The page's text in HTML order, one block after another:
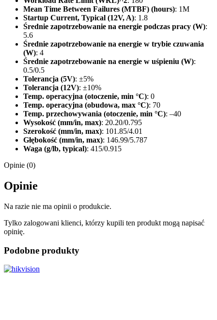
Mean Time Between Failures (MTBF) (hours): 1M
Startup Current, Typical (12V, A): 1.8
Średnie zapotrzebowanie na energie podczas pracy (W):
5.6
Średnie zapotrzebowanie na energie w trybie czuwania
(W): 4
Średnie zapotrzebowanie na energie w uśpieniu (W):
0.5/0.5
Tolerancja (5V): ±5%
Tolerancja (12V): ±10%
Temp. operacyjna (otoczenie, min °C): 0
Temp. operacyjna (obudowa, max °C): 70
Temp. przechowywania (otoczenie, min °C): –40
Wysokość (mm/in, max): 20.20/0.795
Szerokość (mm/in, max): 101.85/4.01
Głębokość (mm/in, max): 146.99/5.787
Waga (g/lb, typical): 415/0.915
Opinie (0)
Opinie
Na razie nie ma opinii o produkcie.
Tylko zalogowani klienci, którzy kupili ten produkt mogą napisać
opinię.
Podobne produkty